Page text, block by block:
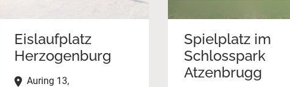
Eislaufplatz
Herzogenburg
Auring 13,
Spielplatz im
Schlosspark
Atzenbrugg